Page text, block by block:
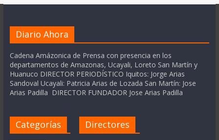
Diario Ahora
Cadena Amázonica de Prensa con presencia en los
departamentos de Amazonas, Ucayali, Loreto San Martín y
Huanuco DIRECTOR PERIODÍSTICO Iquitos: Jorge Arias
Sandoval Ucayali: Patricia Arias de Lozada San Martín: Jose
Arias Padilla DIRECTOR FUNDADOR Jose Arias Padilla
Categorías Directores